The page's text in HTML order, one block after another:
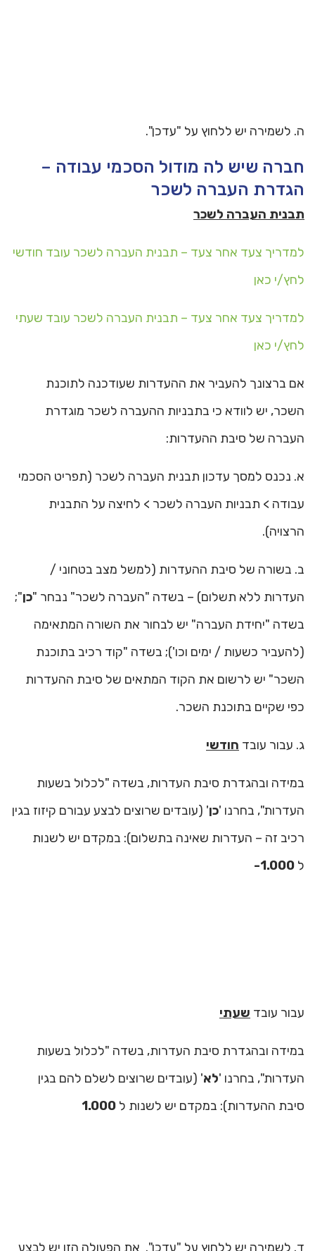
ה. לשמירה יש ללחוץ על "עדכן".
חברה שיש לה מודול הסכמי עבודה –
הגדרת העברה לשכר
תבנית העברה לשכר
למדריך צעד אחר צעד – תבנית העברה לשכר עובד חודשי
לחץ/י כאן
למדריך צעד אחר צעד – תבנית העברה לשכר עובד שעתי
לחץ/י כאן
אם ברצונך להעביר את ההעדרות שעודכנה לתוכנת
השכר, יש לוודא כי בתבניות ההעברה לשכר מוגדרת
העברה של סיבת ההעדרות:
א. נכנס למסך עדכון תבנית העברה לשכר (תפריט הסכמי
עבודה > תבניות העברה לשכר > לחיצה על התבנית
הרצויה).
ב. בשורה של סיבת ההעדרות (למשל מצב בטחוני /
העדרות ללא תשלום) – בשדה "העברה לשכר" נבחר "כן";
בשדה "יחידת העברה" יש לבחור את השורה המתאימה
(להעביר כשעות / ימים וכו'); בשדה "קוד רכיב בתוכנת
השכר" יש לרשום את הקוד המתאים של סיבת ההעדרות
כפי שקיים בתוכנת השכר.
ג. עבור עובד חודשי
במידה ובהגדרת סיבת העדרות, בשדה "לכלול בשעות
העדרות", בחרנו 'כן' (עובדים שרוצים לבצע עבורם קיזוז בגין
רכיב זה – העדרות שאינה בתשלום): במקדם יש לשנות
ל 1.000-
עבור עובד שעתי
במידה ובהגדרת סיבת העדרות, בשדה "לכלול בשעות
העדרות", בחרנו 'לא' (עובדים שרוצים לשלם להם בגין
סיבת ההעדרות): במקדם יש לשנות ל 1.000
ד. לשמירה יש ללחוץ על "עדכן". את הפעולה הזו יש לבצע